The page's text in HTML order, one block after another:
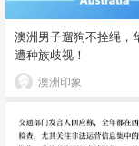
澳洲男子遛狗不拴绳，
遭种族歧视！
澳洲印象